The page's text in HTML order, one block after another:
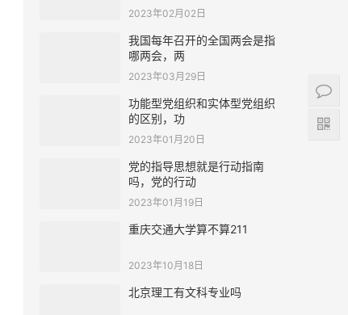
2023年02月02日
我国每年召开的全国两会是指
哪两会，两
2023年03月29日
功能型党组织和实体型党组织
的区别，功
2023年01月20日
党的指导思想就是行动指南
吗，党的行动
2023年01月19日
重庆交通大学算不算211
2023年10月18日
北京理工有文科专业吗